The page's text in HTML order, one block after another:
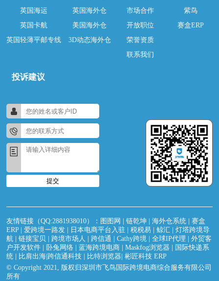
英国海运
英国卡航
英国轻薄平邮专线
英国海外仓
美国海外仓
3D动态海外仓
市场合作
开放职位
荣誉资质
联系我们
紫鸟
赛盒ERP
投诉建议
提交
友情链接（QQ:2881938010）： 图图网 |链乾坤 |海外仓系统 |赛盒
ERP|爱跨境一路发 日本电商平台入驻 |税税易 |鲸汇 |灯塔跨境导
航 |链接宝贝 |跨境市场人 |跨信通 |Cathy跨境 |全球IP代理 |外贸客
户开发软件
卧兔网络 |蓝海跨境电商 |Maskfog浏览器
国际快递系
统
比肩出海|跨信通科技 比特浏览器 |彬匠科技 ERP
© Copyright 2021, 版权归深圳市飞鸟国际跨境电商综合服务有限公司
所有